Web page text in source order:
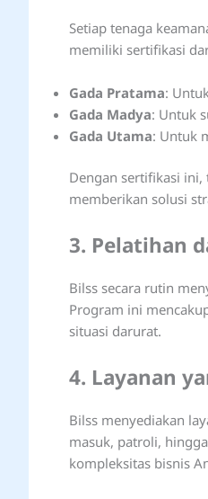
Setiap tenaga
memiliki sertifikasi
Gada Pratama:
Gada Madya: Untuk
Gada Utama: Untuk
Dengan sertifikasi
memberikan solusi
3. Pelatihan
Bilss secara rutin
Program ini
situasi darurat.
4. Layanan
Bilss menyediakan
masuk, patroli,
kompleksitas bisnis